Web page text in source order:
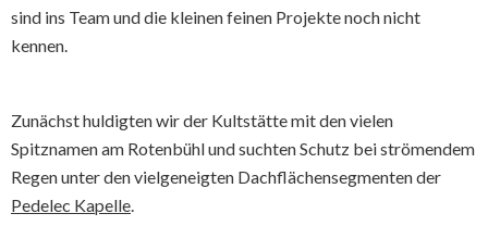
sind ins Team und die kleinen feinen Projekte noch nicht
kennen.
Zunächst huldigten wir der Kultstätte mit den vielen
Spitznamen am Rotenbühl und suchten Schutz bei strömendem
Regen unter den vielgeneigten Dachflächensegmenten der
Pedelec Kapelle.